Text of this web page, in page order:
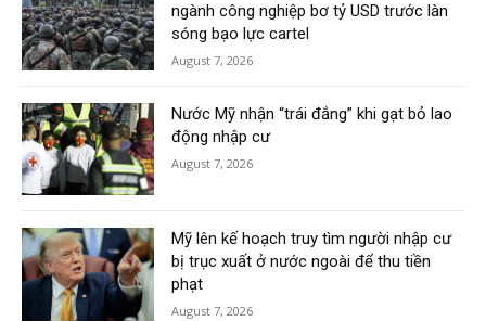
ngành công nghiệp bơ tỷ USD trước làn
sóng bạo lực cartel
August 7, 2026
Nước Mỹ nhận “trái đắng” khi gạt bỏ lao
động nhập cư
August 7, 2026
Mỹ lên kế hoạch truy tìm người nhập cư
bị trục xuất ở nước ngoài để thu tiền
phạt
August 7, 2026